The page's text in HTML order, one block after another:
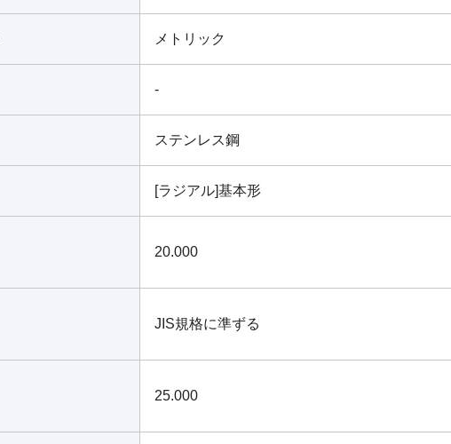
メトリック
-
ステンレス鋼
[ラジアル]基本形
20.000
JIS規格に準ずる
25.000